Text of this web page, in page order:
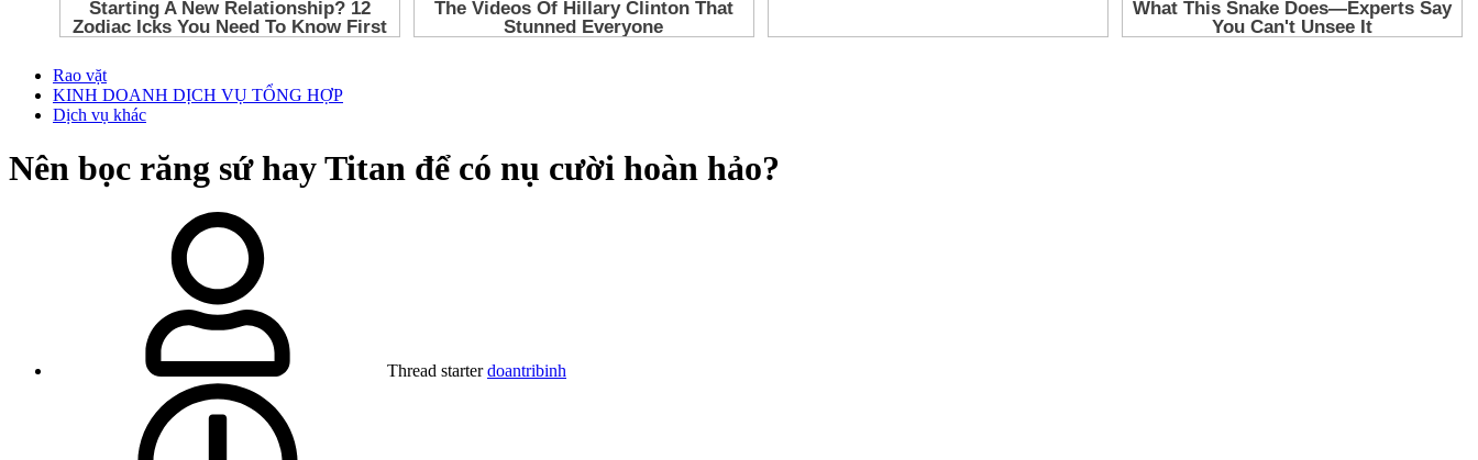
Rao vặt
KINH DOANH DỊCH VỤ TỔNG HỢP
Dịch vụ khác
Nên bọc răng sứ hay Titan để có nụ cười hoàn hảo?
Thread starter doantribinh